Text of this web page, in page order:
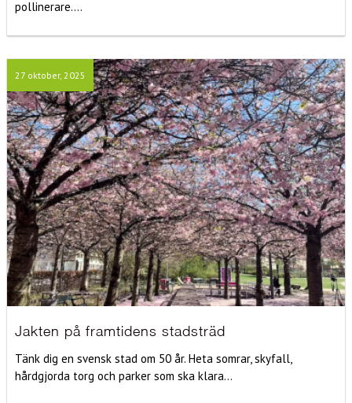
pollinerare....
27 oktober, 2025
Jakten på framtidens stadsträd
Tänk dig en svensk stad om 50 år. Heta somrar, skyfall,
hårdgjorda torg och parker som ska klara...